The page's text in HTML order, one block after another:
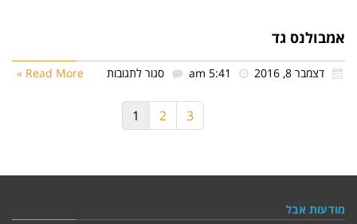
אמבולנס גד
דצמבר 8, 2016 5:41 am סגור לתגובות Read More »
2 3
מודעות אבל